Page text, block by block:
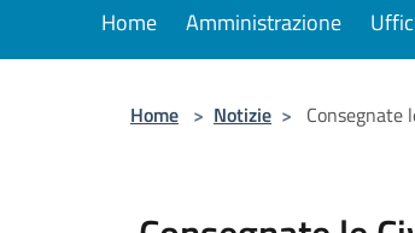
Home Amministrazione
Home > Notizie > Consegnate